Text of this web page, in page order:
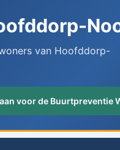
van Hoofddorp-
voor de Buurtpreventie